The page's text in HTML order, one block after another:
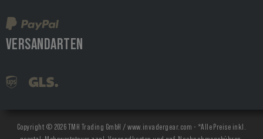
VERSANDARTEN
Copyright © 2026 TMH Trading GmbH / www.invadergear.com - *Alle Preise inkl.